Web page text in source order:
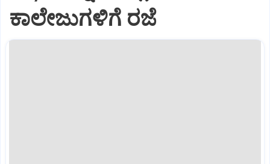
ಕಾಲೇಜುಗಳಿಗೆ ರಜೆ